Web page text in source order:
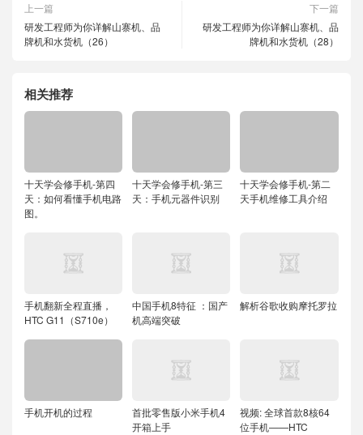
上一篇
研发工程师为你详解山寨机、品
牌机和水货机（26）
下一篇
研发工程师为你详解山寨机、品
牌机和水货机（28）
相关推荐
十天学会修手机-第四
天：如何看懂手机电路
图。
十天学会修手机-第三
天：手机元器件识别
十天学会修手机-第二
天手机维修工具介绍
手机翻新全程直播，
HTC G11（S710e）
中国手机8特征 ：国产
机高端突破
解析谷歌收购摩托罗拉
手机开机的过程
首批零售版小米手机4
开箱上手
视频: 全球首款8核64
位手机——HTC